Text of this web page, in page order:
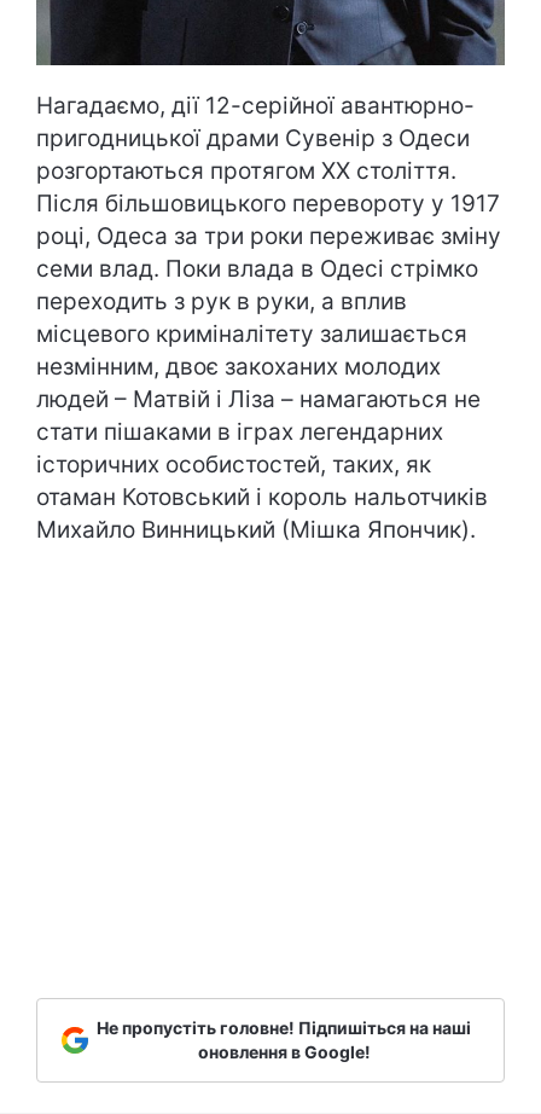
Нагадаємо, дії 12-серійної авантюрно-
пригодницької драми Сувенір з Одеси
розгортаються протягом ХХ століття.
Після більшовицького перевороту у 1917
році, Одеса за три роки переживає зміну
семи влад. Поки влада в Одесі стрімко
переходить з рук в руки, а вплив
місцевого криміналітету залишається
незмінним, двоє закоханих молодих
людей – Матвій і Ліза – намагаються не
стати пішаками в іграх легендарних
історичних особистостей, таких, як
отаман Котовський і король нальотчиків
Михайло Винницький (Мішка Япончик).
Не пропустіть головне! Підпишіться на наші
оновлення в Google!